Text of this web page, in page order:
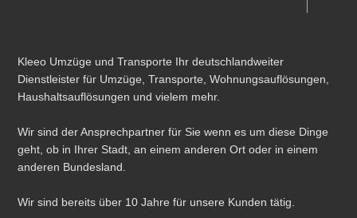
Kleeo Umzüge und Transporte Ihr deutschlandweiter
Dienstleister für Umzüge, Transporte, Wohnungsauflösungen,
Haushaltsauflösungen und vielem mehr.
Wir sind der Ansprechpartner für Sie wenn es um diese Dinge
geht, ob in Ihrer Stadt, an einem anderen Ort oder in einem
anderen Bundesland.
Wir sind bereits über 10 Jahre für unsere Kunden tätig.